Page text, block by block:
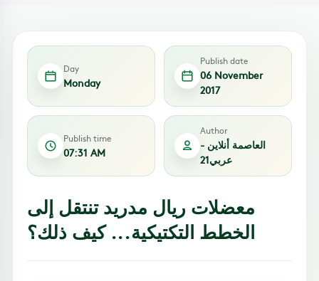
Day
Monday
Publish date
06 November
2017
Publish time
07:31 AM
Author
العاصمة أنلاين -
عربي21
معضلات ريال مدريد تنتقل إلى
الخطط التكتيكية... كيف ذلك؟